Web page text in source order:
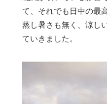
て、それでも日中の最
蒸し暑さも無く、涼し
ていきました。